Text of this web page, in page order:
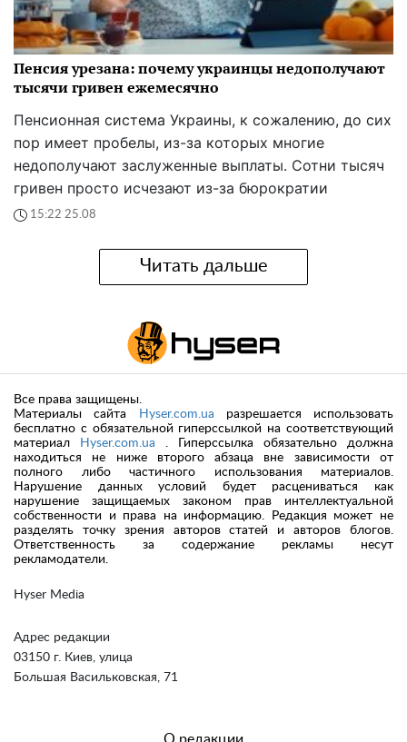
Пенсия урезана: почему украинцы недополучают
тысячи гривен ежемесячно
Пенсионная система Украины, к сожалению, до сих
пор имеет пробелы, из-за которых многие
недополучают заслуженные выплаты. Сотни тысяч
гривен просто исчезают из-за бюрократии
15:22 25.08
Читать дальше
Hyser Media
Адрес редакции
03150 г. Киев, улица
Большая Васильковская, 71
Все права защищены.
Материалы сайта
Hyser.com.ua разрешается использовать
бесплатно с обязательной гиперссылкой на соответствующий
материал
Hyser.com.ua . Гиперссылка обязательно должна
находиться не ниже второго абзаца вне зависимости от
полного либо частичного использования материалов.
Нарушение данных условий будет расцениваться как
нарушение защищаемых законом прав интеллектуальной
собственности и права на информацию. Редакция может не
разделять точку зрения авторов статей и авторов блогов.
Ответственность за содержание рекламы несут
рекламодатели.
О редакции